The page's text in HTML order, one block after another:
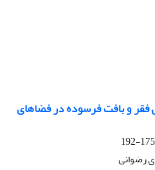
فقر و بافت فرسوده در فضاهای
175-192
رضوانی